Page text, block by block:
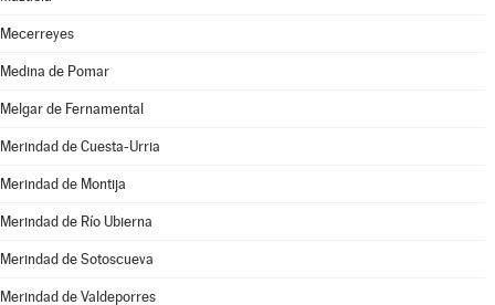
Mecerreyes
Medina de Pomar
Melgar de Fernamental
Merindad de Cuesta-Urria
Merindad de Montija
Merindad de Río Ubierna
Merindad de Sotoscueva
Merindad de Valdeporres